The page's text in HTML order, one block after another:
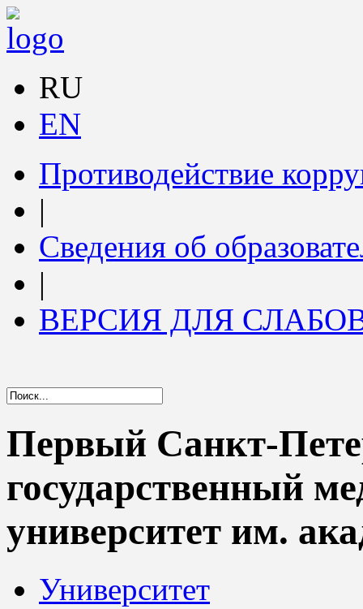
RU
EN
Противодействие
|
Сведения об
|
ВЕРСИЯ ДЛЯ
Первый Санкт-
государственный
университет им.
Университет